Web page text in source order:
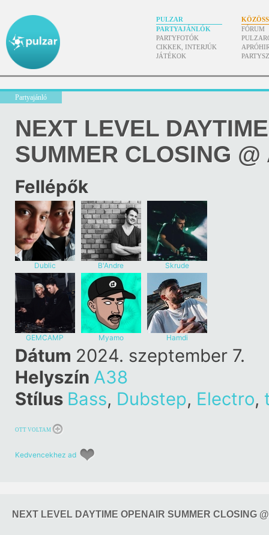
PULZAR
PARTYAJÁNLÓK
PARTYFOTÓK
CIKKEK, INTERJÚK
JÁTÉKOK
FÓRUM
Partyajánló
NEXT LEVEL
SUMMER CLOSING @
Fellépők
Dublic B'Andre Skrude
GEMCAMP Myamo Hamdi
Dátum 2024. szeptember 7.
Helyszín A38
Stílus Bass, Dubstep, Electro,
OTT VOLTAM
Kedvencekhez ad
NEXT LEVEL DAYTIME OPENAIR SUMMER CLOSING